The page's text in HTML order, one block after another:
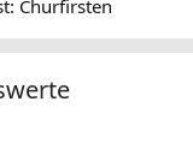
Churfirsten